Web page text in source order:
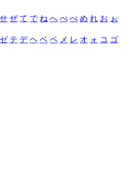
せ ぜ て で ね へ べ ぺ め れ お ぉ
ゼ テ デ ヘ ベ ペ メ レ オ ォ コ ゴ